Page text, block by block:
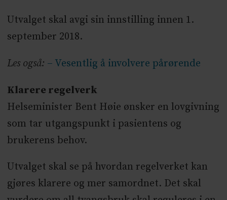
Utvalget skal avgi sin innstilling innen 1.
september 2018.
Les også: – Vesentlig å involvere pårørende
Klarere regelverk
Helseminister Bent Høie ønsker en lovgivning
som tar utgangspunkt i pasientens og
brukerens behov.
Utvalget skal se på hvordan regelverket kan
gjøres klarere og mer samordnet. Det skal